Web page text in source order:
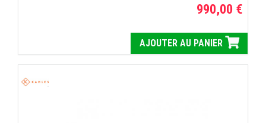
990,00 €
AJOUTER AU PANIER